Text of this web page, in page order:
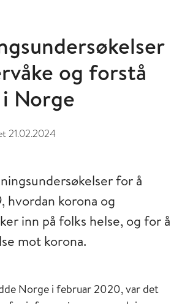
og forstå
Norge
21.02.2024
endringer
for å
hvordan korona og
inn på folks helse, og for å
mot korona.
Norge i februar 2020, var det